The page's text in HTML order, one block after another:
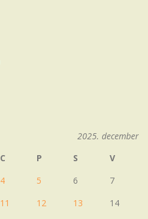
2025. december
C P S
V
4 5 6
7
11 12 13
14